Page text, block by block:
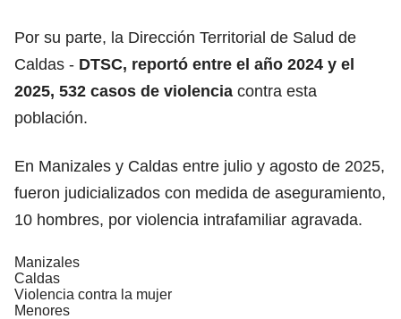
Por su parte, la Dirección Territorial de Salud de
Caldas - DTSC, reportó entre el año 2024 y el
2025, 532 casos de violencia contra esta
población.
En Manizales y Caldas entre julio y agosto de 2025,
fueron judicializados con medida de aseguramiento,
10 hombres, por violencia intrafamiliar agravada.
Manizales
Caldas
Violencia contra la mujer
Menores